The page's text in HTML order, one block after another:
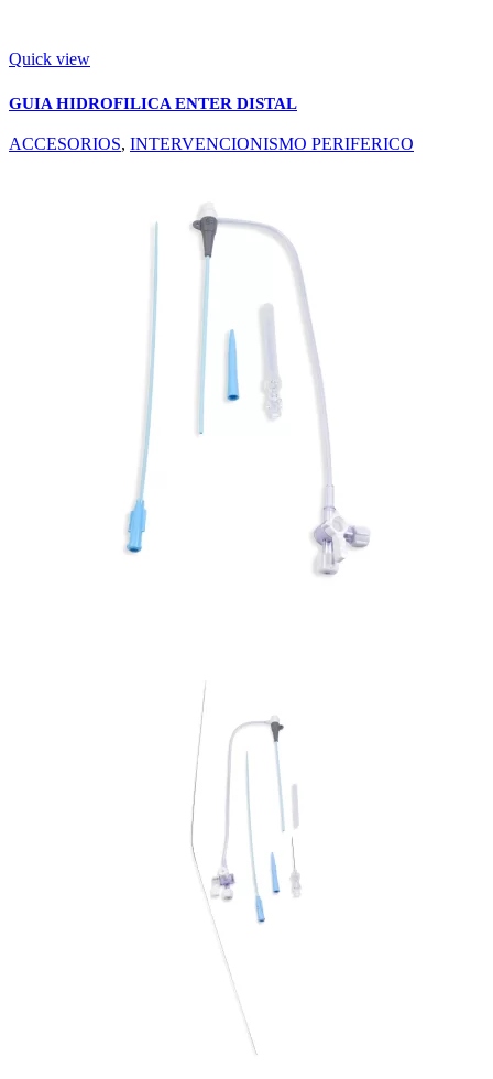
Quick view
GUIA HIDROFILICA ENTER DISTAL
ACCESORIOS, INTERVENCIONISMO PERIFERICO